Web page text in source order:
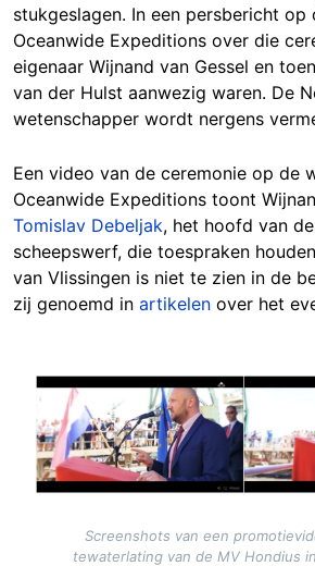
stukgeslagen. In een persbericht op
Oceanwide Expeditions over die
eigenaar Wijnand van Gessel en
van der Hulst aanwezig waren. De
wetenschapper wordt nergens
Een video van de ceremonie op de
Oceanwide Expeditions toont
Tomislav Debeljak, het hoofd van
scheepswerf, die toespraken
van Vlissingen is niet te zien in de
zij genoemd in artikelen over het
Image
Screenshots van een
tewaterlating van de MV Hondius